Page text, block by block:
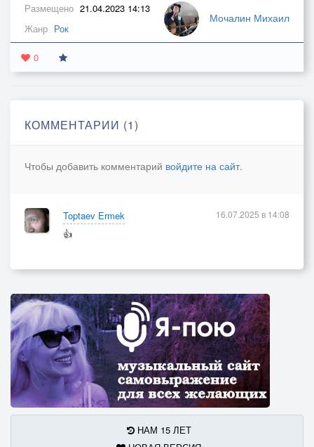
Мочалин Михаил
Размещено 21.04.2023 14:13
Жанр Рок
0
КОММЕНТАРИИ (1)
Чтобы добавить комментарий войдите на сайт.
Toptaev Ermek
👍
16.07.2025 в 14:08
НАМ 15 ЛЕТ